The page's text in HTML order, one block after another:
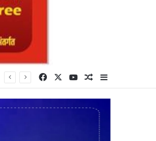
FacebookYouTubeRandom Article
Sidebar